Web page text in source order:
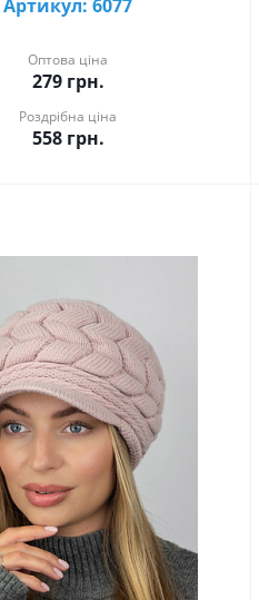
Артикул: 6077
Оптова ціна
279грн.
Роздрібна ціна
558грн.